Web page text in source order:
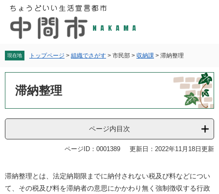
文
へ
現在地 トップページ > 組織でさがす > 市民部 > 収納課 > 滞納整理
滞納整理
ページ内目次
ページID：0001389 更新日：2022年11月18日更新
滞納整理とは、法定納期限までに納付されない税及び料などについ
て、その税及び料を滞納者の意思にかかわり無く強制徴収する行政